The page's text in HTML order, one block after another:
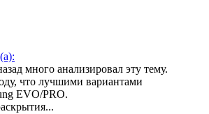
много анализировал эту тему.
что лучшими вариантами
EVO/PRO.